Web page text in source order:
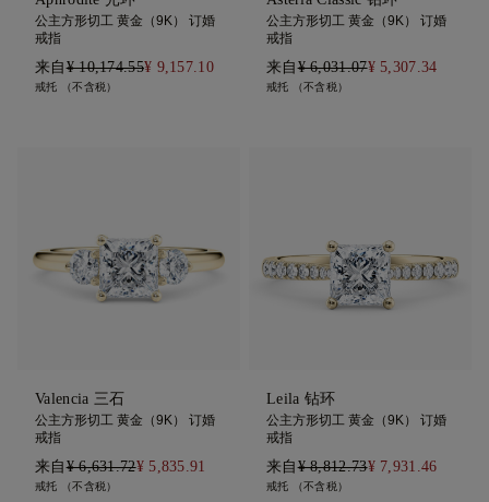
公主方形切工 黄金（9K） 订婚
戒指
来自¥ 10,174.55¥ 9,157.10
戒托 （不含税）
公主方形切工 黄金（9K） 订婚
戒指
来自¥ 6,031.07¥ 5,307.34
戒托 （不含税）
Valencia 三石
公主方形切工 黄金（9K） 订婚
戒指
来自¥ 6,631.72¥ 5,835.91
戒托 （不含税）
Leila 钻环
公主方形切工 黄金（9K） 订婚
戒指
来自¥ 8,812.73¥ 7,931.46
戒托 （不含税）